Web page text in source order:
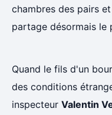
chambres des pairs
partage désormais le
Quand le fils d'un
des conditions
inspecteur Valentin